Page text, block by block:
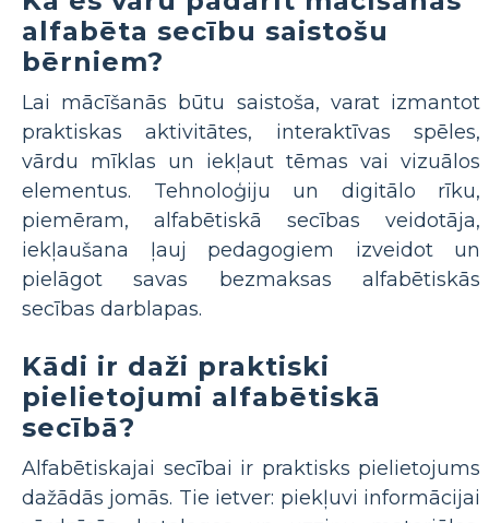
alfabēta secību saistošu
bērniem?
Lai mācīšanās būtu saistoša, varat izmantot
praktiskas aktivitātes, interaktīvas spēles,
vārdu mīklas un iekļaut tēmas vai vizuālos
elementus. Tehnoloģiju un digitālo rīku,
piemēram, alfabētiskā secības veidotāja,
iekļaušana ļauj pedagogiem izveidot un
pielāgot savas bezmaksas alfabētiskās
secības darblapas.
Kādi ir daži praktiski
pielietojumi alfabētiskā
secībā?
Alfabētiskajai secībai ir praktisks pielietojums
dažādās jomās. Tie ietver: piekļuvi informācijai